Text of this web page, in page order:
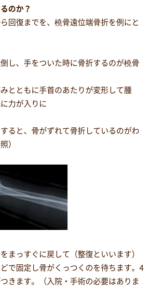
のか？
回復までを、橈骨遠位端骨折を例にと
し、手をついた時に骨折するのが橈骨
とともに手首のあたりが変形して腫
力が入りに
すると、骨がずれて骨折しているのがわ
）
まっすぐに戻して（整復といいます）
で固定し骨がくっつくのを待ちます。4
きます。（入院・手術の必要はありま